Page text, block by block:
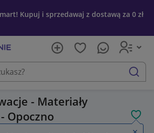
Kupuj i sprzedawaj z dostawą za 0 zł
szukaj
- Materiały
Opoczno